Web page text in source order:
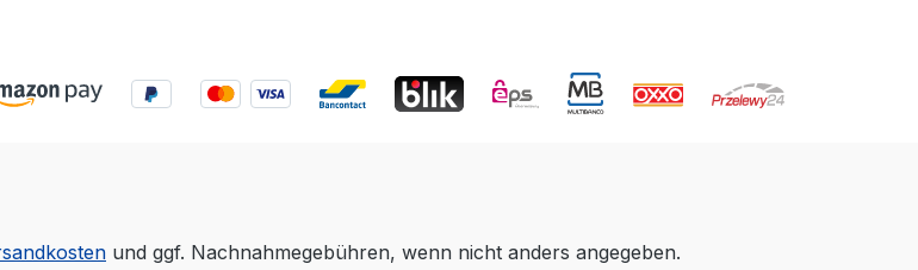
und ggf. Nachnahmegebühren, wenn nicht anders angegeben.